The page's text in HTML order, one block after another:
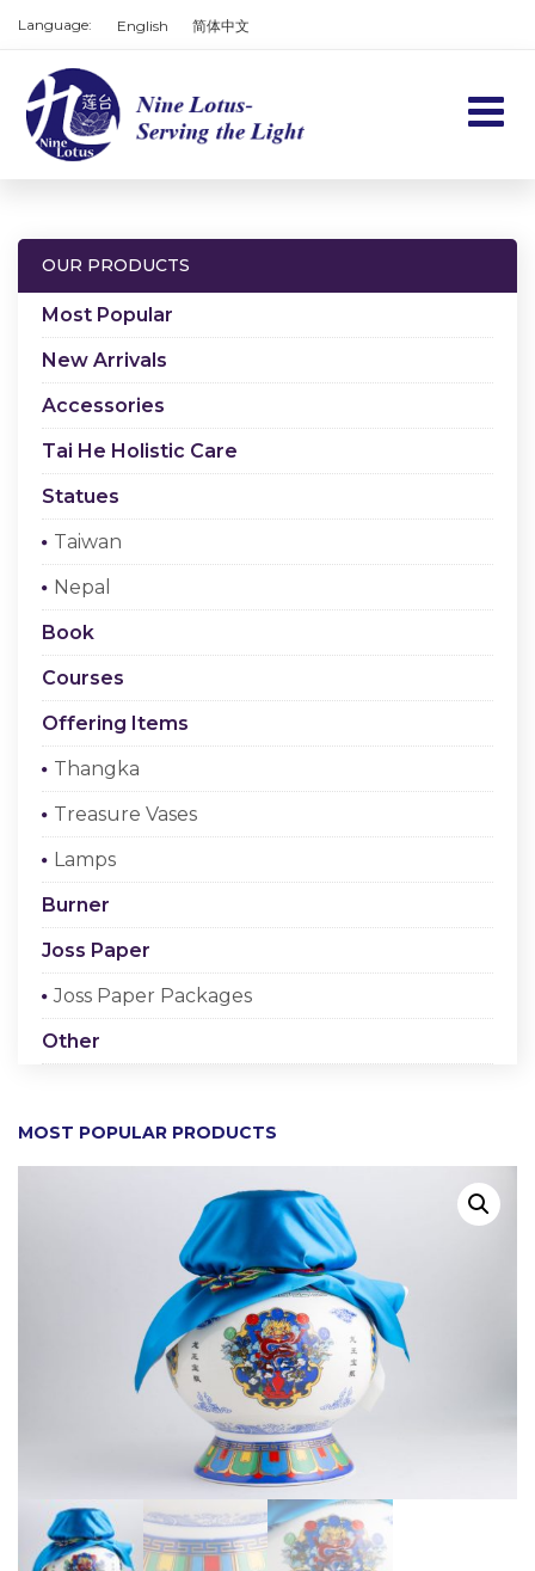
Language: English 简体中文
Home
About us
Checkout
OUR PRODUCTS
Most Popular
New Arrivals
Accessories
Tai He Holistic Care
Statues
Taiwan
Nepal
Book
Courses
Offering Items
Thangka
Treasure Vases
Lamps
Burner
Joss Paper
Joss Paper Packages
Other
MOST POPULAR PRODUCTS